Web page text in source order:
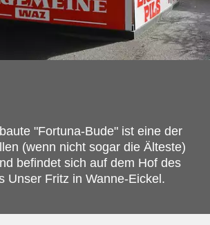
"Fortuna-Bude" ist eine der
(wenn nicht sogar die Älteste)
befindet sich auf dem Hof des
Unser Fritz in Wanne-Eickel.